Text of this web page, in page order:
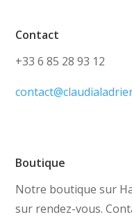
Contact
+33 6 85 28 93 12
Boutique
Notre boutique sur
sur rendez-vous.